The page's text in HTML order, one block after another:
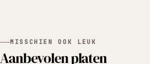
MISSCHIEN OOK LEUK
Aanbevolen platen